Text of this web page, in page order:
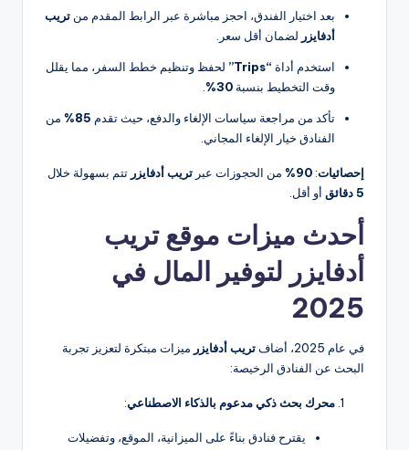
بعد اختيار الفندق، احجز مباشرة عبر الرابط المقدم من تريب
أدفايزر لضمان أقل سعر.
استخدم أداة “Trips”
لحفظ وتنظيم خطط السفر، مما يقلل
وقت التخطيط بنسبة 30%
تأكد من مراجعة سياسات الإلغاء والدفع، حيث تقدم 85%
من
الفنادق خيار الإلغاء المجاني.
إحصائيات:
90% من الحجوزات عبر تريب أدفايزر تتم بسهولة خلال
5 دقائق
أو أقل.
أحدث ميزات موقع تريب
أدفايزر لتوفير المال في
2025
في عام 2025، أضاف تريب أدفايزر ميزات مبتكرة لتعزيز تجربة
البحث عن الفنادق الرخيصة:
محرك بحث ذكي مدعوم بالذكاء الاصطناعي:
يقترح فنادق بناءً على الميزانية، الموقع، وتفضيلات